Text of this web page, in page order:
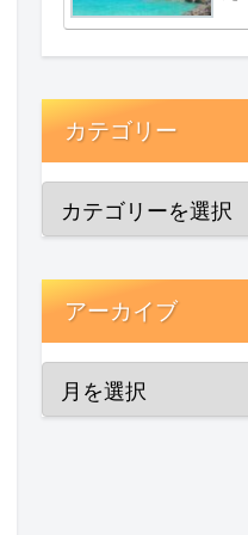
カテゴリー
アーカイブ